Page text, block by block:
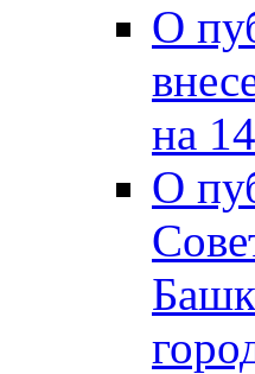
О
на
О